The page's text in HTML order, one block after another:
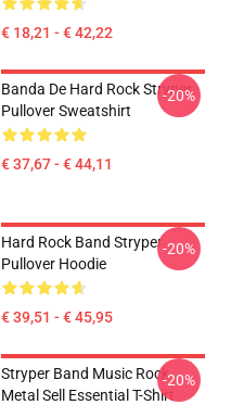
€ 18,21 - € 42,22
Banda De Hard Rock Stryper
Pullover Sweatshirt
€ 37,67 - € 44,11
-20%
Hard Rock Band Stryper
Pullover Hoodie
€ 39,51 - € 45,95
-20%
Stryper Band Music Rock
Metal Sell Essential T-Shirt
-20%